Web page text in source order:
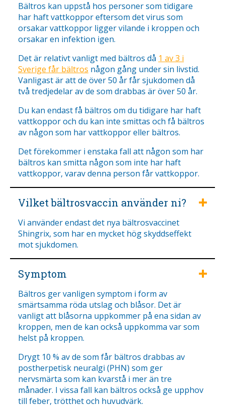
Bältros kan uppstå hos personer som tidigare
har haft vattkoppor eftersom det virus som
orsakar vattkoppor ligger vilande i kroppen och
orsakar en infektion igen.
Det är relativt vanligt med bältros då 1 av 3 i
Sverige får bältros någon gång under sin livstid.
Vanligast är att de över 50 år får sjukdomen då
två tredjedelar av de som drabbas är över 50 år.
Du kan endast få bältros om du tidigare har haft
vattkoppor och du kan inte smittas och få bältros
av någon som har vattkoppor eller bältros.
Det förekommer i enstaka fall att någon som har
bältros kan smitta någon som inte har haft
vattkoppor, varav denna person får vattkoppor.
Vilket bältrosvaccin använder ni?
Vi använder endast det nya bältrosvaccinet
Shingrix, som har en mycket hög skyddseffekt
mot sjukdomen.
Symptom
Bältros ger vanligen symptom i form av
smärtsamma röda utslag och blåsor. Det är
vanligt att blåsorna uppkommer på ena sidan av
kroppen, men de kan också uppkomma var som
helst på kroppen.
Drygt 10 % av de som får bältros drabbas av
postherpetisk neuralgi (PHN) som ger
nervsmärta som kan kvarstå i mer än tre
månader. I vissa fall kan bältros också ge upphov
till feber, trötthet och huvudvärk.